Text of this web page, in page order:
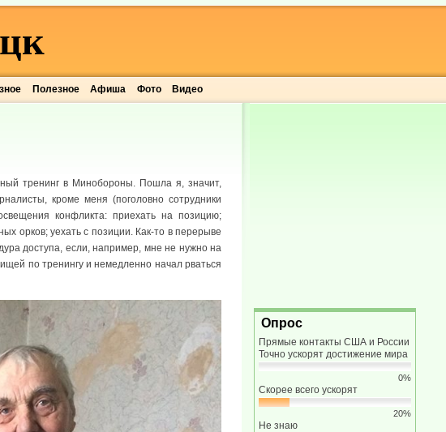
Полезное Афиша Фото Видео
тренинг в Минобороны. Пошла я, значит,
кроме меня (поголовно сотрудники
конфликта: приехать на позицию;
орков; уехать с позиции. Как-то в перерыве
доступа, если, например, мне не нужно на
по тренингу и немедленно начал рваться
Опрос
Прямые контакты США и России
Точно ускорят достижение мира
0%
Скорее всего ускорят
20%
Не знаю